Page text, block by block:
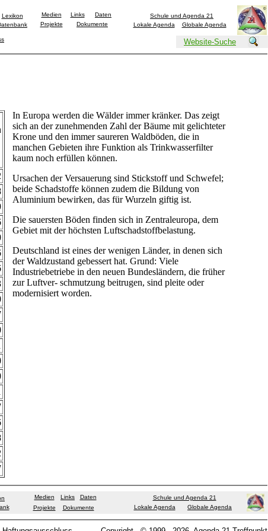
Lexikon
Medien Links
Daten
Projekte
Dokumente
Schule und Agenda 21
Lokale Agenda
Globale Agenda
Website-Suche
In Europa werden die Wälder immer kränker. Das zeigt
sich an der zunehmenden Zahl der Bäume mit gelichteter
Krone und den immer saureren Waldböden, die in
manchen Gebieten ihre Funktion als Trinkwasserfilter
kaum noch erfüllen können.
Ursachen der Versauerung sind Stickstoff und Schwefel;
beide Schadstoffe können zudem die Bildung von
Aluminium bewirken, das für Wurzeln giftig ist.
Die sauersten Böden finden sich in Zentraleuropa, dem
Gebiet mit der höchsten Luftschadstoffbelastung.
Deutschland ist eines der wenigen Länder, in denen sich
der Waldzustand gebessert hat. Grund: Viele
Industriebetriebe in den neuen Bundesländern, die früher
zur Luftver- schmutzung beitrugen, sind pleite oder
modernisiert worden.
Medien Links
Daten
Projekte
Dokumente
Schule und Agenda 21
Lokale Agenda
Globale Agenda